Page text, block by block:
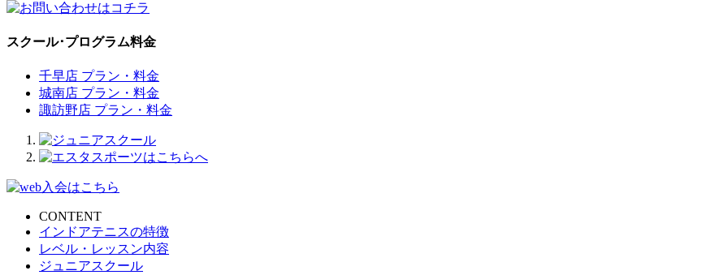
スクール･プログラム料金
千早店 プラン・料金
城南店 プラン・料金
諏訪野店 プラン・料金
CONTENT
インドアテニスの特徴
レベル・レッスン内容
ジュニアスクール